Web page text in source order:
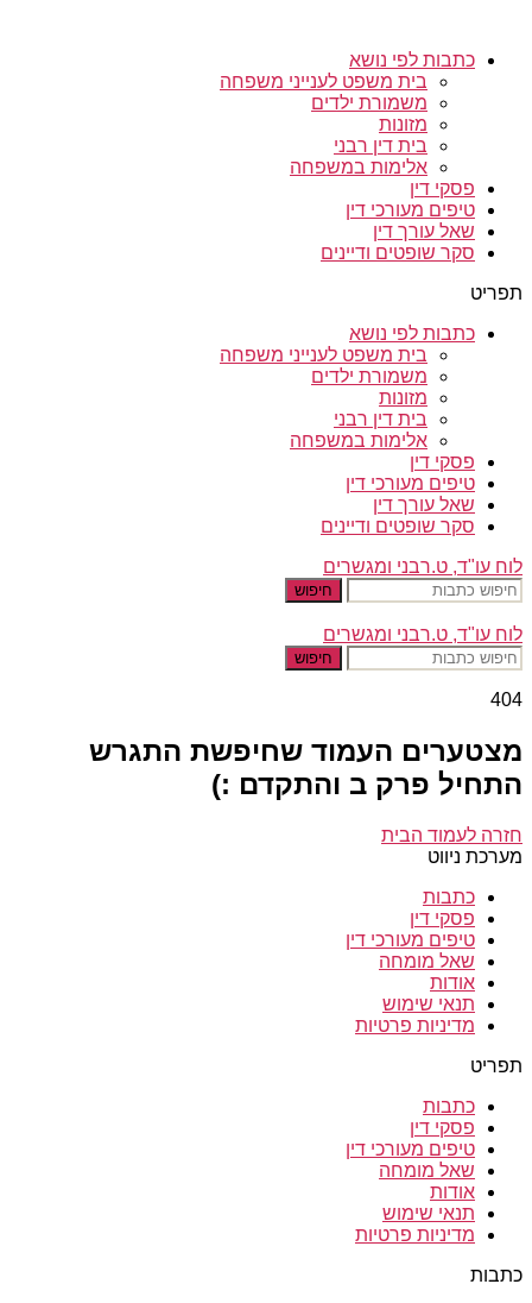
כתבות לפי נושא
בית משפט לענייני משפחה
משמורת ילדים
מזונות
בית דין רבני
אלימות במשפחה
פסקי דין
טיפים מעורכי דין
שאל עורך דין
סקר שופטים ודיינים
תפריט
כתבות לפי נושא
בית משפט לענייני משפחה
משמורת ילדים
מזונות
בית דין רבני
אלימות במשפחה
פסקי דין
טיפים מעורכי דין
שאל עורך דין
סקר שופטים ודיינים
לוח עו"ד, ט.רבני ומגשרים
חיפוש
לוח עו"ד, ט.רבני ומגשרים
חיפוש
404
מצטערים העמוד שחיפשת התגרש
התחיל פרק ב והתקדם :)
חזרה לעמוד הבית
מערכת ניווט
כתבות
פסקי דין
טיפים מעורכי דין
שאל מומחה
אודות
תנאי שימוש
מדיניות פרטיות
תפריט
כתבות
פסקי דין
טיפים מעורכי דין
שאל מומחה
אודות
תנאי שימוש
מדיניות פרטיות
כתבות